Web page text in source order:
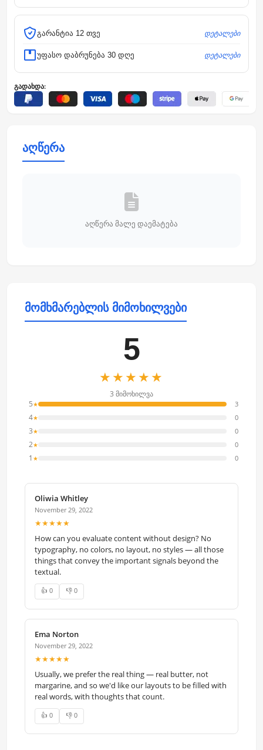
გარანტია 12 თვე დეტალები
უფასო დაბრუნება 30 დღე დეტალები
გადახდა:
აღწერა
აღწერა მალე დაემატება
მომხმარებლის მიმოხილვები
5
★★★★★
3 მიმოხილვა
5★ 3
4★ 0
3★ 0
2★ 0
1 ★ 0
Oliwia Whitley
November 29, 2022
★★★★★
How can you evaluate content without design? No
typography, no colors, no layout, no styles — all those
things that convey the important signals beyond the
textual.
👍 0 👎 0
Ema Norton
November 29, 2022
★★★★★
Usually, we prefer the real thing — real butter, not
margarine, and so we'd like our layouts to be filled with
real words, with thoughts that count.
👍 0 👎 0